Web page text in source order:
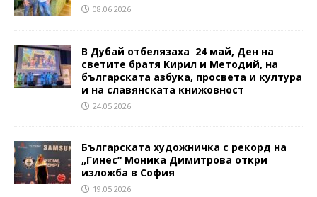
08.06.2026
В Дубай отбелязаха 24 май, Ден на
светите братя Кирил и Методий, на
българската азбука, просвета и култура
и на славянската книжовност
24.05.2026
Българската художничка с рекорд на
„Гинес“ Моника Димитрова откри
изложба в София
19.05.2026